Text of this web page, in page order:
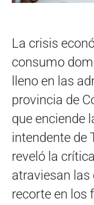
La crisis
consumo
lleno en las
provincia de
que enciende
intendente de
reveló la
atraviesan
recorte en los